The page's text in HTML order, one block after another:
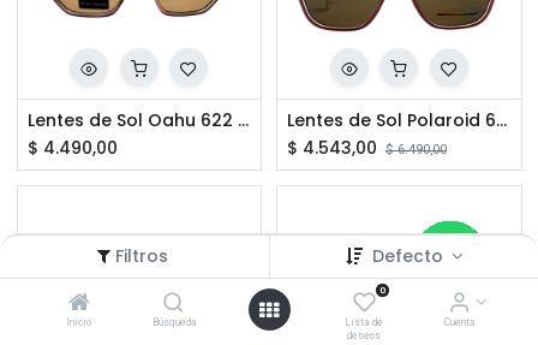
Filtros Defecto
Inicio Búsqueda
0
Lista de
deseos
Cuenta
Lentes de Sol Oahu 622 C7
$ 4.490,00
Lentes de Sol Polaroid 6219 S 35JSP
$ 4.543,00 $6.490,00